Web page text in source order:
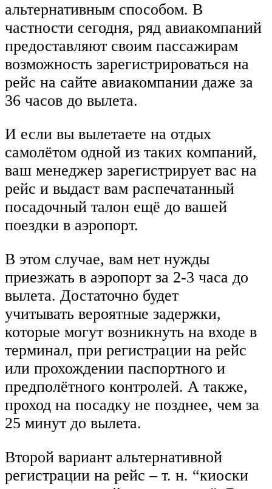
альтернативным способом. В
частности сегодня, ряд авиакомпаний
предоставляют своим пассажирам
возможность зарегистрироваться на
рейс на сайте авиакомпании даже за
36 часов до вылета.
И если вы вылетаете на отдых
самолётом одной из таких компаний,
ваш менеджер зарегистрирует вас на
рейс и выдаст вам распечатанный
посадочный талон ещё до вашей
поездки в аэропорт.
В этом случае, вам нет нужды
приезжать в аэропорт за 2-3 часа до
вылета. Достаточно будет
учитывать вероятные задержки,
которые могут возникнуть на входе в
терминал, при регистрации на рейс
или прохождении паспортного и
предполётного контролей. А также,
проход на посадку не позднее, чем за
25 минут до вылета.
Второй вариант альтернативной
регистрации на рейс – т. н. “киоски